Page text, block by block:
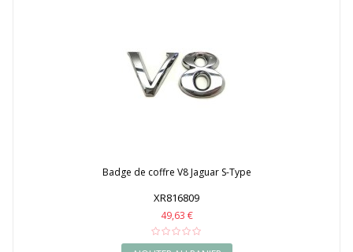
Badge de coffre V8 Jaguar S-Type
XR816809
49,63 €